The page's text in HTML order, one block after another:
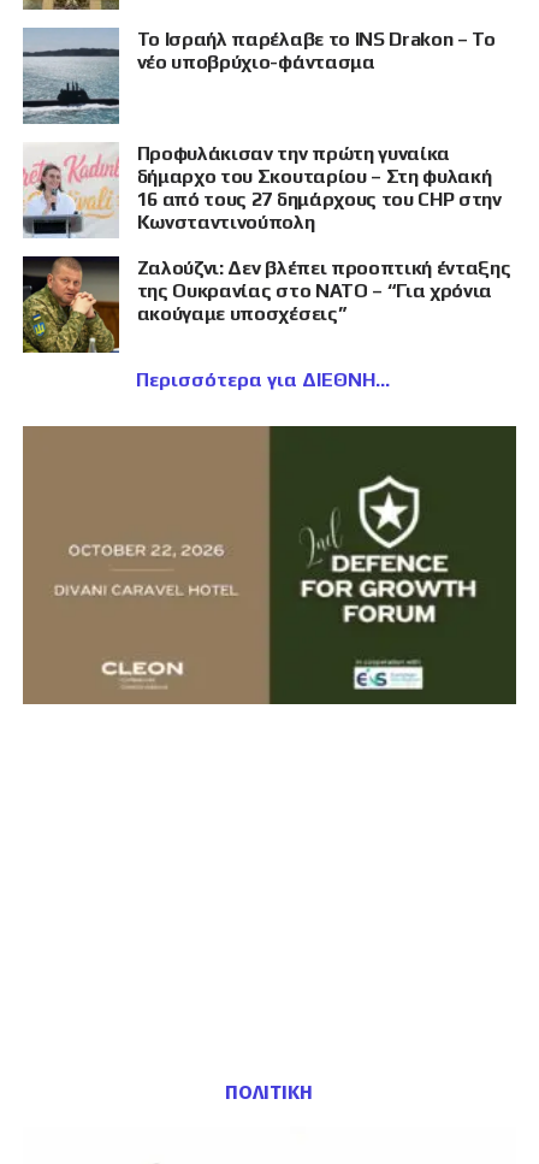
Το Ισραήλ παρέλαβε το INS Drakon – Το
νέο υποβρύχιο-φάντασμα
Προφυλάκισαν την πρώτη γυναίκα
δήμαρχο του Σκουταρίου – Στη φυλακή
16 από τους 27 δημάρχους του CHP στην
Κωνσταντινούπολη
Ζαλούζνι: Δεν βλέπει προοπτική ένταξης
της Ουκρανίας στο ΝΑΤΟ – “Για χρόνια
ακούγαμε υποσχέσεις”
Περισσότερα για ΔΙΕΘΝΗ
ΠΟΛΙΤΙΚΗ